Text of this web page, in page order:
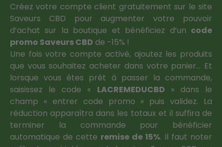
Créez votre compte client gratuitement sur le site
Saveurs CBD pour augmenter votre pouvoir
d’achat sur la boutique et bénéficiez d’un code
promo Saveurs CBD de -15% !
Une fois votre compte activé, ajoutez les produits
que vous souhaitez acheter dans votre panier… Et
lorsque vous êtes prêt à passer la commande,
saisissez le code « LACREMEDUCBD » dans le
champ « entrer code promo » puis validez. La
réduction apparaîtra dans les totaux et il suffira de
terminer la commande pour bénéficier
automatique de cette remise de 15%. Il faut noter